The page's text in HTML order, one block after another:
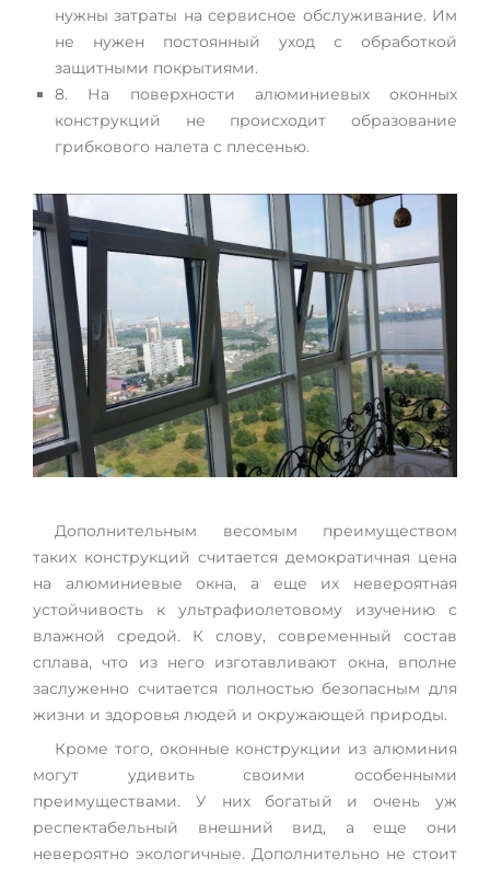
нужны затраты на сервисное обслуживание. Им
не нужен постоянный уход с обработкой
защитными покрытиями.
8. На поверхности алюминиевых оконных
конструкций не происходит образование
грибкового налета с плесенью.
Дополнительным весомым преимуществом
таких конструкций считается демократичная цена
на алюминиевые окна, а еще их невероятная
устойчивость к ультрафиолетовому изучению с
влажной средой. К слову, современный состав
сплава, что из него изготавливают окна, вполне
заслуженно считается полностью безопасным для
жизни и здоровья людей и окружающей природы.
Кроме того, оконные конструкции из алюминия
могут удивить своими особенными
преимуществами. У них богатый и очень уж
респектабельный внешний вид, а еще они
невероятно экологичные. Дополнительно не стоит